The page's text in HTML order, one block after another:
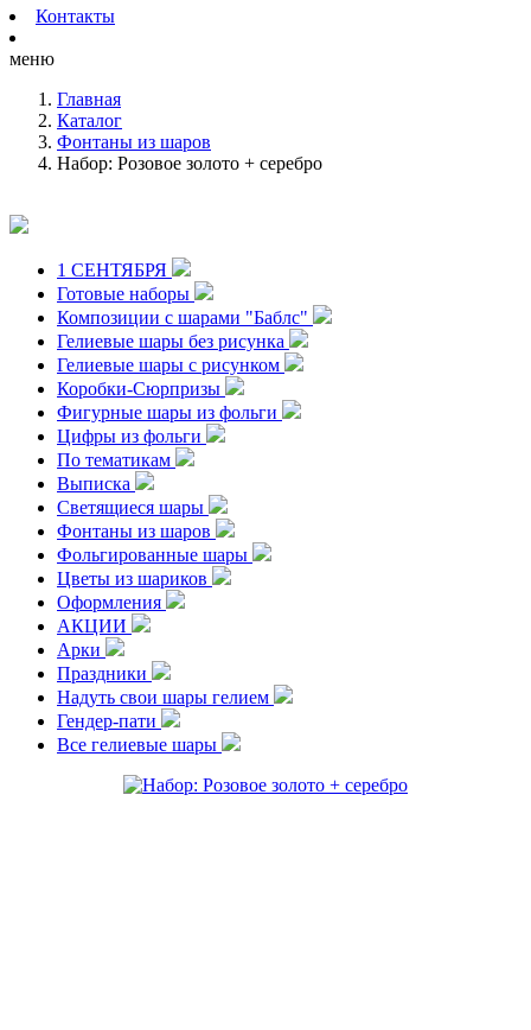
Контакты
меню
Главная
Каталог
Фонтаны из шаров
Набор: Розовое золото + серебро
1 СЕНТЯБРЯ
Готовые наборы
Композиции с шарами "Баблс"
Гелиевые шары без рисунка
Гелиевые шары с рисунком
Коробки-Сюрпризы
Фигурные шары из фольги
Цифры из фольги
По тематикам
Выписка
Светящиеся шары
Фонтаны из шаров
Фольгированные шары
Цветы из шариков
Оформления
АКЦИИ
Арки
Праздники
Надуть свои шары гелием
Гендер-пати
Все гелиевые шары